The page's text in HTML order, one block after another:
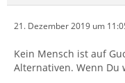
21. Dezember 2019 um
Kein Mensch ist auf
Alternativen. Wenn Du